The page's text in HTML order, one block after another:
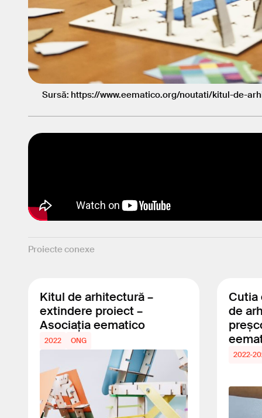
Sursă: https://www.eematico.org/noutati/kitul-de-
Proiecte conexe
Kitul de arhitectură –
extindere proiect –
Asociația eematico
2022 ONG
Cutia
de
2022-